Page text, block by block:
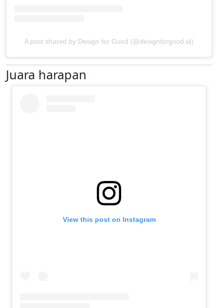
A post shared by Design for Good (@designforgood.id)
Juara harapan
View this post on Instagram